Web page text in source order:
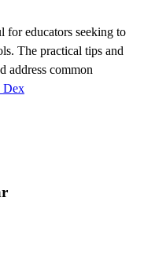
for educators seeking to
The practical tips and
address common
Dex